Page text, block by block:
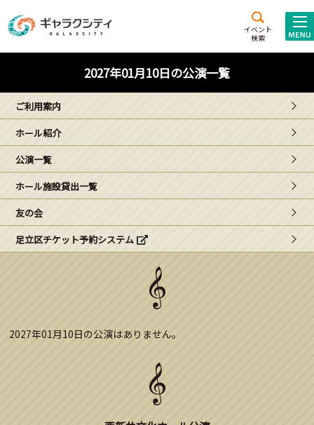
イベント
検索
施設案内
西新井
文化ホール
ギャラクシティとは
こどもみーてぃんぐ
Gがくえん
ブランドからのお知らせ
2027年01月10日の公演一覧
ご利用案内
ホール紹介
公演一覧
ホール施設貸出一覧
友の会
足立区チケット予約システム
2027年01月10日の公演はありません。